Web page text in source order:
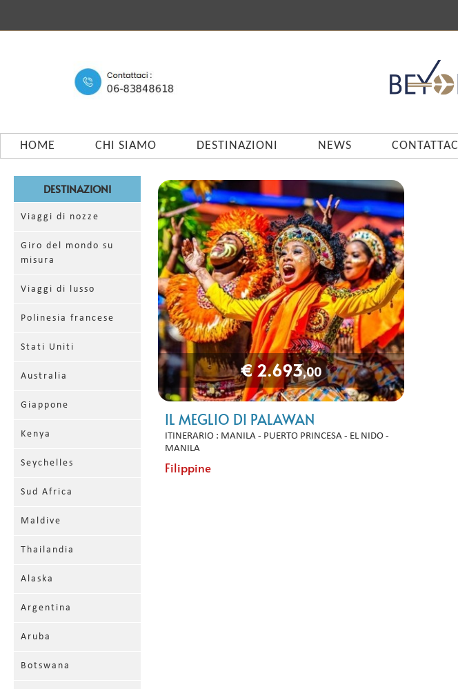
HOME CHI SIAMO DESTINAZIONI NEWS CONTATTACI
DESTINAZIONI
Viaggi di nozze
Giro del mondo su
misura
Viaggi di lusso
Polinesia francese
Stati Uniti
Australia
Giappone
Kenya
Seychelles
Sud Africa
Maldive
Thailandia
Alaska
Argentina
Aruba
Botswana
€ 2.693,00
IL MEGLIO DI PALAWAN
ITINERARIO : MANILA - PUERTO PRINCESA - EL NIDO -
MANILA
Filippine